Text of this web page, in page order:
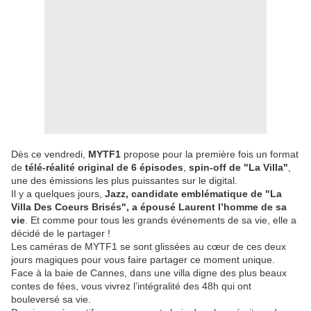
Dès ce vendredi, MYTF1 propose pour la première fois un format
de télé-réalité original de 6 épisodes spin-off de "La Villa"
une des émissions les plus puissantes sur le digital.
Il y a quelques jours, Jazz, candidate emblématique de "La
Villa Des Coeurs Brisés", a épousé Laurent l’homme de sa
vie . Et comme pour tous les grands événements de sa vie, elle a
décidé de le partager !
Les caméras de MYTF1 se sont glissées au cœur de ces deux
jours magiques pour vous faire partager ce moment unique.
Face à la baie de Cannes, dans une villa digne des plus beaux
contes de fées, vous vivrez l’intégralité des 48h qui ont
bouleversé sa vie.